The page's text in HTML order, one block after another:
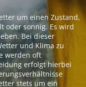
um einen Zustand,
oder sonnig. Es wird
Bei dieser
und Klima zu
werden oft
erfolgt hierbei
stets um ein